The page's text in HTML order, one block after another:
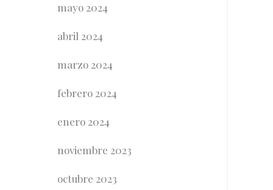
mayo 2024
abril 2024
marzo 2024
febrero 2024
enero 2024
noviembre 2023
octubre 2023